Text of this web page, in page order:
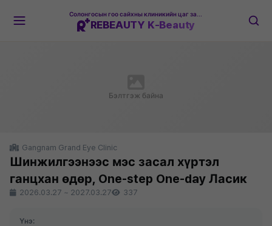
REBEAUTY K-Beauty
Бэлтгэж байна
Gangnam Grand Eye Clinic
Шинжилгээнээс мэс засал хүртэл
ганцхан өдөр, One-step One-day Ласик
2026.03.27 ~ 2027.03.27 337
Үнэ: